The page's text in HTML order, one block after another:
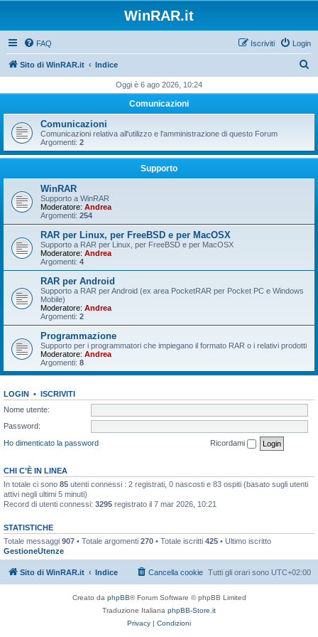
WinRAR.it
FAQ Login
Iscriviti
Sito di WinRAR.it Indice
c
Oggi è 6 ago 2026, 10:24
Comunicazioni
Comunicazioni
Comunicazioni relativa all'utilizzo e l'amministrazione di questo Forum
Argomenti: 2
Supporto
WinRAR
Supporto a WinRAR
Moderatore: Andrea
Argomenti: 254
RAR per Linux, per FreeBSD e per MacOSX
Supporto a RAR per Linux, per FreeBSD e per MacOSX
Moderatore: Andrea
Argomenti: 4
RAR per Android
Supporto a RAR per Android (ex area PocketRAR per Pocket PC e Windows
Mobile)
Moderatore: Andrea
Argomenti: 2
Programmazione
Supporto per i programmatori che impiegano il formato RAR o i relativi prodotti
Moderatore: Andrea
Argomenti: 8
LOGIN • ISCRIVITI
Nome utente:
Password:
Ho dimenticato la password
Ricordami
CHI C’È IN LINEA
In totale ci sono 85 utenti connessi : 2 registrati, 0 nascosti e 83 ospiti (basato sugli utenti
attivi negli ultimi 5 minuti)
Record di utenti connessi: 3295 registrato il 7 mar 2026, 10:21
STATISTICHE
Totale messaggi 907 • Totale argomenti 270 • Totale iscritti 425 • Ultimo iscritto
GestioneUtenze
Sito di WinRAR.it Indice Tutti gli orari sono UTC+02:00
Cancella cookie
Creato da phpBB® Forum Software © phpBB Limited
Traduzione Italiana phpBB-Store.it
Privacy | Condizioni